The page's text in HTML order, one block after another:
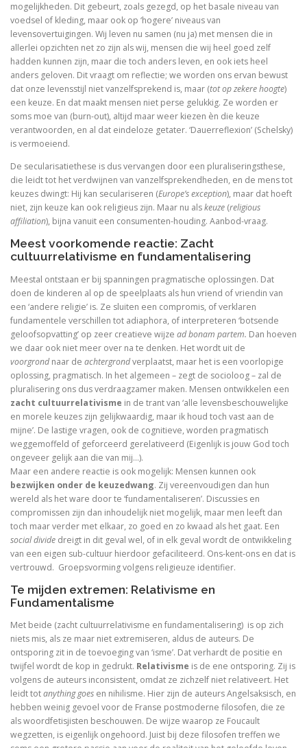
Kierkegaard’s Muse. The mystery of Regine Olson
De Bijbel in de Lage Landen
Nieuw atheïsme, een kritische reactie op Dawkins,
Levensbeschouwing in het middenveld: cement of
Luther. Zijn leven, zijn werk
Platoonse liefde (vertaling Symposium)
Is het de schuld van de ENE?
Onder dezelfde sterren
Christelijke toespraken
Afsluitend onwetenschappelijk naschrift bij
Voorwoorden. De crisis en een crisis. De heer Phister.
De Wittenbergse nachtegaal
De Bijbel voor ongelovigen
De bijbel voor ongelovigen
Helden. 150 epigrammen uit de Anthologia Graeca
Une bible / Een bijbel
De seculiere samenleving. Over religie,
Het labyrinth van de verlorenen. Het Westen en zijn
Examens de la Bible
‘Hier stehe ich, es war ganz anders’
Eigen wijs
Moby Dick
mogelijkheden. Dit gebeurt, zoals gezegd, op het basale niveau van
voedsel of kleding, maar ook op ‘hogere’ niveaus van
levensovertuigingen. Wij leven nu samen (nu ja) met mensen die in
allerlei opzichten net zo zijn als wij, mensen die wij heel goed zelf
hadden kunnen zijn, maar die toch anders leven, en ook iets heel
anders geloven. Dit vraagt om reflectie; we worden ons ervan bewust
dat onze levensstijl niet vanzelfsprekend is, maar (tot op zekere hoogte)
een keuze. En dat maakt mensen niet perse gelukkig. Ze worden er
soms moe van (burn-out), altijd maar weer kiezen èn die keuze
verantwoorden, en al dat eindeloze getater. ‘Dauerreflexion’ (Schelsky)
is vermoeiend.
De secularisatiethese is dus vervangen door een pluraliseringsthese,
die leidt tot het verdwijnen van vanzelfsprekendheden, en de mens tot
keuzes dwingt: Hij kan seculariseren (Europe’s exception), maar dat hoeft
niet, zijn keuze kan ook religieus zijn. Maar nu alskeuze (religious
affiliation), bijna vanuit een consumenten-houding. Aanbod-vraag.
Meest voorkomende reactie: Zacht
cultuurrelativisme en fundamentalisering
Meestal ontstaan er bij spanningen pragmatische oplossingen. Dat
doen de kinderen al op de speelplaats als hun vriend of vriendin van
een ‘andere religie’ is. Ze sluiten een compromis, of verklaren
fundamentele verschillen tot adiaphora, of interpreteren ‘botsende
geloofsopvatting’ op zeer creatieve wijze ad bonam partem. Dan hoeven
we daar ook niet meer over na te denken. Het wordt uit de
voorgrondnaar de achtergrondverplaatst, maar het is een voorlopige
oplossing, pragmatisch. In het algemeen – zegt de socioloog – zal de
pluralisering ons dus verdraagzamer maken. Mensen ontwikkelen een
zacht cultuurrelativisme in de trant van ‘alle levensbeschouwelijke
en morele keuzes zijn gelijkwaardig, maar ik houd toch vast aan de
mijne’. De lastige vragen, ook de cognitieve, worden pragmatisch
weggemoffeld of geforceerd gerelativeerd (Eigenlijk is jouw God toch
ongeveer gelijk aan die van mij…).
Maar een andere reactie is ook mogelijk: Mensen kunnen ook
bezwijken onder de keuzedwang. Zij vereenvoudigen dan hun
wereld als het ware door te ‘fundamentaliseren’. Discussies en
compromissen zijn dan inhoudelijk niet mogelijk, maar men leeft dan
toch maar verder met elkaar, zo goed en zo kwaad als het gaat. Een
social divide dreigt in dit geval wel, of in elk geval wordt de ontwikkeling
van een eigen sub-cultuur hierdoor gefaciliteerd. Ons-kent-ons en dat is
vertrouwd. Groepsvorming volgens religieuze identifier.
Te mijden extremen: Relativisme en
Fundamentalisme
Met beide (zacht cultuurrelativisme en fundamentalisering) is op zich
niets mis, als ze maar niet extremiseren, aldus de auteurs. De
ontsporing zit in de toevoeging van ‘isme’. Dat verhardt de positie en
twijfel wordt de kop in gedrukt. Relativisme is de ene ontsporing. Zij is
volgens de auteurs inconsistent, omdat ze zichzelf niet relativeert. Het
leidt totanything goes en nihilisme. Hier zijn de auteurs Angelsaksisch, en
hebben weinig gevoel voor de Franse postmoderne filosofen, die ze
als woordfetisjisten beschouwen. De wijze waarop ze Foucault
wegzetten, is eigenlijk ongehoord. Juist bij deze filosofen treffen we